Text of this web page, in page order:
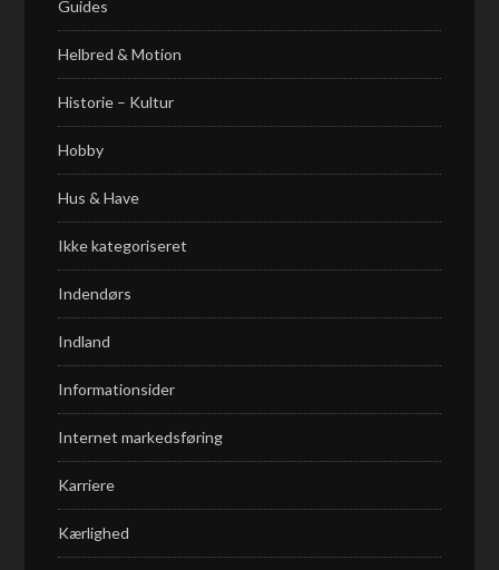
Guides
Helbred & Motion
Historie – Kultur
Hobby
Hus & Have
Ikke kategoriseret
Indendørs
Indland
Informationsider
Internet markedsføring
Karriere
Kærlighed